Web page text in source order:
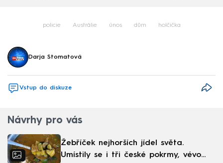
policie Austrálie únos dům holčička
Darja Stomatová
Vstup do diskuze
Návrhy pro vás
Žebříček nejhorších jídel světa.
Umístily se i tři české pokrmy, vévodí